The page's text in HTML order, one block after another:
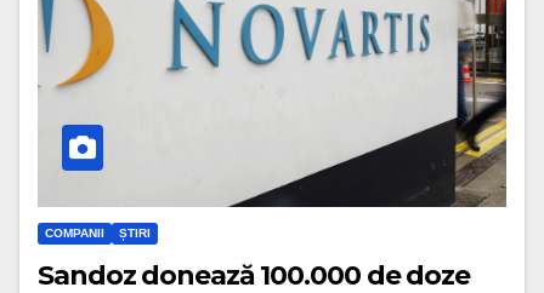
COMPANII ȘTIRI
Sandoz donează 100.000 de doze